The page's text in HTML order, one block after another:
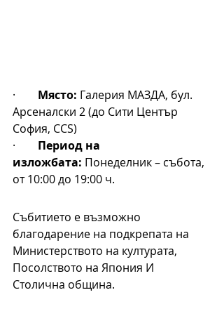
· Място: Галерия МАЗДА, бул.
Арсеналски 2 (до Сити Център
София, CCS)
· Период на
изложбата: Понеделник – събота,
от 10:00 до 19:00 ч.
Събитието е възможно
благодарение на подкрепата на
Министерството на културата,
Посолството на Япония И
Столична община.